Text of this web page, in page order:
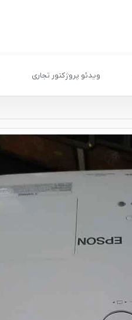
ویدئو پروژکتور تجاری